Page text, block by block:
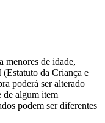
menores de idade,
da Criança e
poderá ser alterado
de algum item
podem ser diferentes